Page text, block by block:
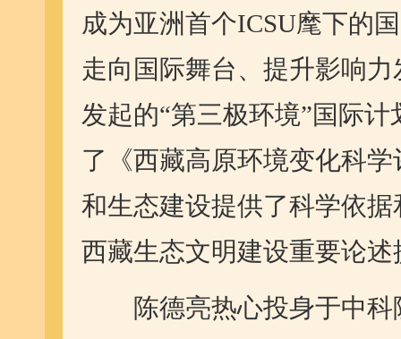
成为亚洲首个ICSU麾下的
走向国际舞台、提升影响
发起的“第三极环境”国际
了《西藏高原环境变化科
和生态建设提供了科学依
西藏生态文明建设重要论
陈德亮热心投身于中科